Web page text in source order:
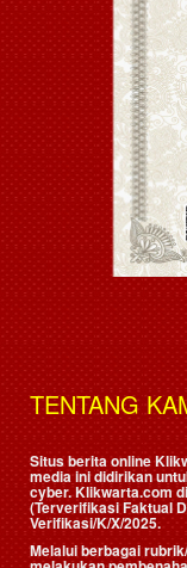
TENTANG
Situs berita online
media ini didirikan
cyber. Klikwarta.com
(Terverifikasi Faktual
Verifikasi/K/X/2025.
Melalui berbagai